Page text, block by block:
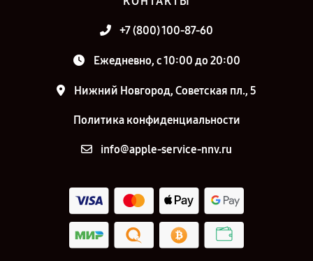
+7 (800) 100-87-60
Ежедневно, с 10:00 до 20:00
Нижний Новгород, Советская пл., 5
Политика конфиденциальности
info@apple-service-nnv.ru